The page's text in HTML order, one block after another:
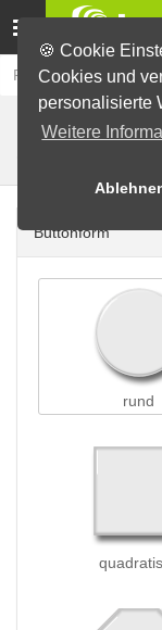
🍪 Cookie
Cookies und
personalisierte
Weitere
Buttons erstellen
Buttonform
rund